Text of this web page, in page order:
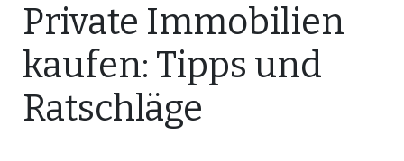
Private Immobilien
kaufen: Tipps und
Ratschläge